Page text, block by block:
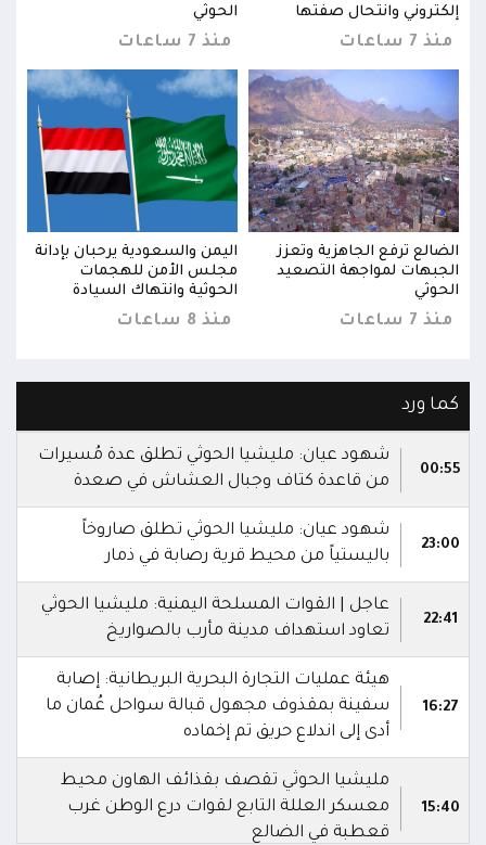
إلكتروني وانتحال صفتها
منذ 7 ساعات
الحوثي
منذ 7 ساعات
الضالع ترفع الجاهزية وتعزز
الجبهات لمواجهة التصعيد
الحوثي
منذ 7 ساعات
اليمن والسعودية يرحبان بإدانة
مجلس الأمن للهجمات
الحوثية وانتهاك السيادة
منذ 8 ساعات
كما ورد
00:55
شهود عيان: مليشيا الحوثي تطلق عدة مُسيرات
من قاعدة كتاف وجبال العشاش في صعدة
23:00
شهود عيان: مليشيا الحوثي تطلق صاروخاً
باليستياً من محيط قرية رصابة في ذمار
22:41
عاجل | القوات المسلحة اليمنية: مليشيا الحوثي
تعاود استهداف مدينة مأرب بالصواريخ
16:27
هيئة عمليات التجارة البحرية البريطانية: إصابة
سفينة بمقذوف مجهول قبالة سواحل عُمان ما
أدى إلى اندلاع حريق تم إخماده
15:40
مليشيا الحوثي تقصف بقذائف الهاون محيط
معسكر العللة التابع لقوات درع الوطن غرب
قعطبة في الضالع